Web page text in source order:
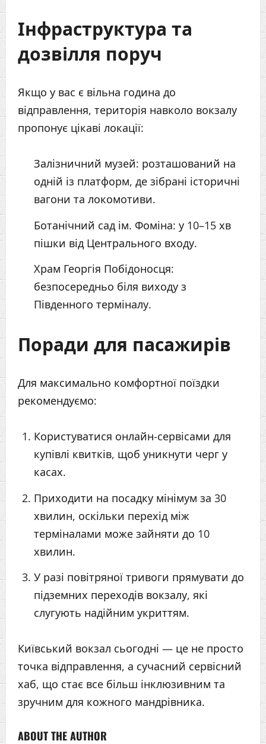
Інфраструктура та
дозвілля поруч
Якщо у вас є вільна година до
відправлення, територія навколо вокзалу
пропонує цікаві локації:
Залізничний музей: розташований на
одній із платформ, де зібрані історичні
вагони та локомотиви.
Ботанічний сад ім. Фоміна: у 10–15 хв
пішки від Центрального входу.
Храм Георгія Побідоносця:
безпосередньо біля виходу з
Південного терміналу.
Поради для пасажирів
Для максимально комфортної поїздки
рекомендуємо:
Користуватися онлайн-сервісами для
купівлі квитків, щоб уникнути черг у
касах.
Приходити на посадку мінімум за 30
хвилин, оскільки перехід між
терміналами може зайняти до 10
хвилин.
У разі повітряної тривоги прямувати до
підземних переходів вокзалу, які
слугують надійним укриттям.
Київський вокзал сьогодні — це не просто
точка відправлення, а сучасний сервісний
хаб, що стає все більш інклюзивним та
зручним для кожного мандрівника.
ABOUT THE AUTHOR